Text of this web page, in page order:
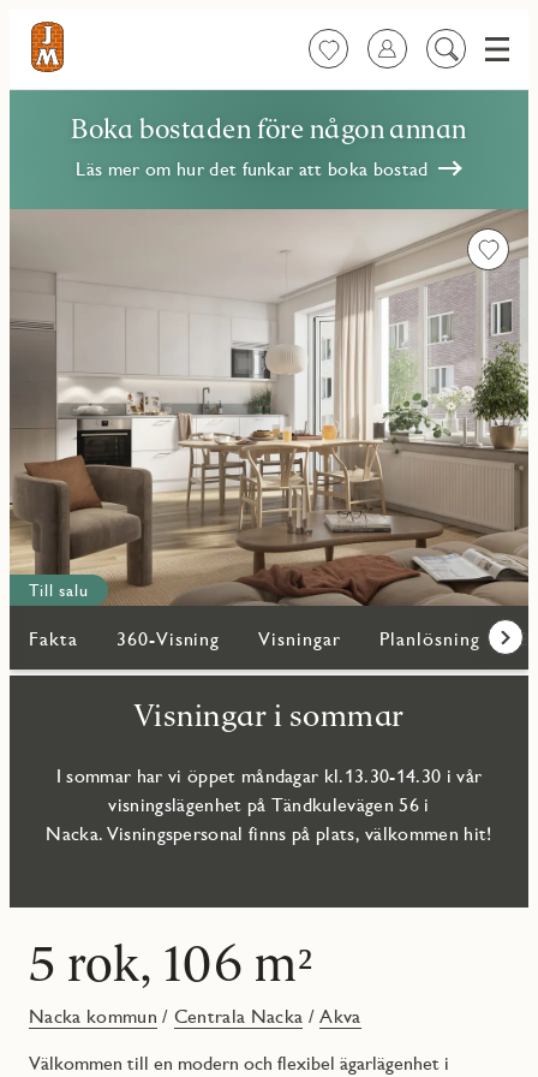
FavoriterLogga in
Sök
Meny
Boka bostaden före någon annan
Läs mer om hur det funkar att boka bostad
Till salu
Fakta 360-Visning Visningar Planlösning
Visningar i sommar
I sommar har vi öppet måndagar kl.13.30-14.30 i vår
visningslägenhet på Tändkulevägen 56 i
Nacka. Visningspersonal finns på plats, välkommen hit!
5 rok, 106 m²
Nacka kommun / Centrala Nacka /Akva
Välkommen till en modern och flexibel ägarlägenhet i